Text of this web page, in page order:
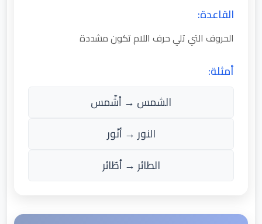
القاعدة:
الحروف التي تلي حرف اللام تكون مشددة
أمثلة:
الشمس → أشّمس
النور → أنّور
الطائر → أطّائر